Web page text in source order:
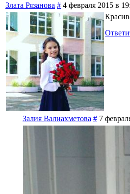
Злата Рязанова # 4 февраля 2015 в
Залия Валиахметова # 7